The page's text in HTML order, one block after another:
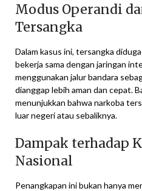
Modus Operandi
Tersangka
Dalam kasus ini, tersangka
bekerja sama dengan jaringan
menggunakan jalur bandara
dianggap lebih aman dan cepat.
menunjukkan bahwa narkoba
luar negeri atau sebaliknya.
Dampak terhadap
Nasional
Penangkapan ini bukan hanya